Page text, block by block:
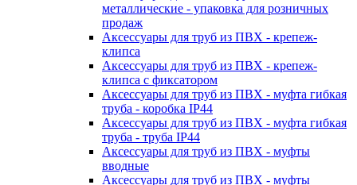
металлические - упаковка для розничных
продаж
Аксессуары для труб из ПВХ - крепеж-
клипса
Аксессуары для труб из ПВХ - крепеж-
клипса с фиксатором
Аксессуары для труб из ПВХ - муфта гибкая
труба - коробка IP44
Аксессуары для труб из ПВХ - муфта гибкая
труба - труба IP44
Аксессуары для труб из ПВХ - муфты
вводные
Аксессуары для труб из ПВХ - муфты